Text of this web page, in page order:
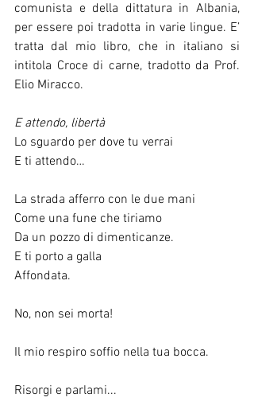
comunista e della dittatura in Albania,
per essere poi tradotta in varie lingue. E’
tratta dal mio libro, che in italiano si
intitola Croce di carne, tradotto da Prof.
Elio Miracco.
E attendo, libertà
Lo sguardo per dove tu verrai
E ti attendo…
La strada afferro con le due mani
Come una fune che tiriamo
Da un pozzo di dimenticanze.
E ti porto a galla
Affondata.
No, non sei morta!
Il mio respiro soffio nella tua bocca.
Risorgi e parlami...